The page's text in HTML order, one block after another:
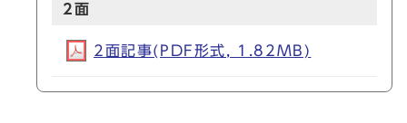
2面
2面記事(PDF形式, 1.82MB)